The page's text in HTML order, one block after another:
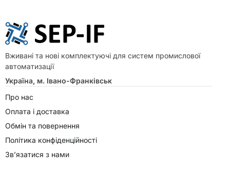
Вживані та нові комплектуючі для систем промислової
автоматизації
Україна, м. Івано-Франківськ
Про нас
Оплата і доставка
Обмін та повернення
Політика конфіденційності
Зв’язатися з нами